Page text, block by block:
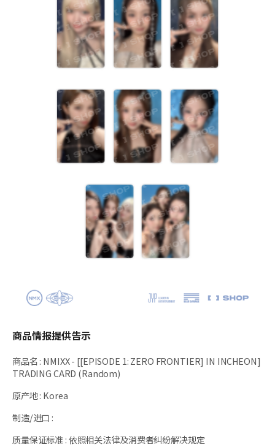
商品情报提供告示
商品名: NMIXX - [[EPISODE 1: ZERO FRONTIER] IN INCHEON]
TRADING CARD (Random)
原产地: Korea
制造/进口 :
质量保证标准:依照相关法律及消费者纠纷解决规定